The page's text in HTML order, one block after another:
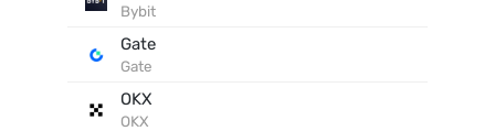
Bybit
Gate
Gate
OKX
OKX